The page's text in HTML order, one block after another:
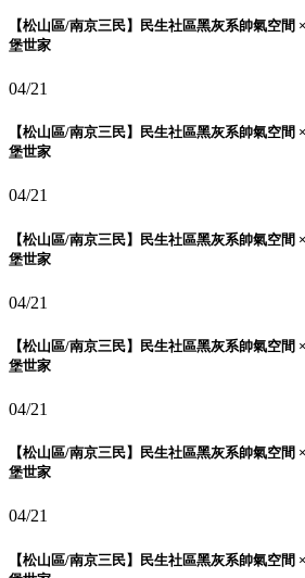
【松山區/南京三民】民生社區黑灰系帥氣空間
堡世家
04/21
【松山區/南京三民】民生社區黑灰系帥氣空間
堡世家
04/21
【松山區/南京三民】民生社區黑灰系帥氣空間
堡世家
04/21
【松山區/南京三民】民生社區黑灰系帥氣空間
堡世家
04/21
【松山區/南京三民】民生社區黑灰系帥氣空間
堡世家
04/21
【松山區/南京三民】民生社區黑灰系帥氣空間